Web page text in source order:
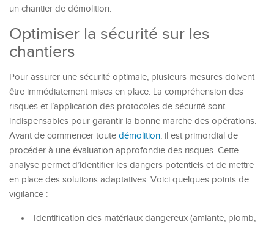
un chantier de démolition.
Optimiser la sécurité sur les
chantiers
Pour assurer une sécurité optimale, plusieurs mesures doivent
être immédiatement mises en place. La compréhension des
risques et l’application des protocoles de sécurité sont
indispensables pour garantir la bonne marche des opérations.
Avant de commencer toute démolition, il est primordial de
procéder à une évaluation approfondie des risques. Cette
analyse permet d’identifier les dangers potentiels et de mettre
en place des solutions adaptatives. Voici quelques points de
vigilance :
Identification des matériaux dangereux (amiante, plomb,